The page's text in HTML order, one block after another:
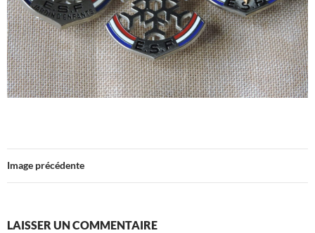
Image précédente
LAISSER UN COMMENTAIRE